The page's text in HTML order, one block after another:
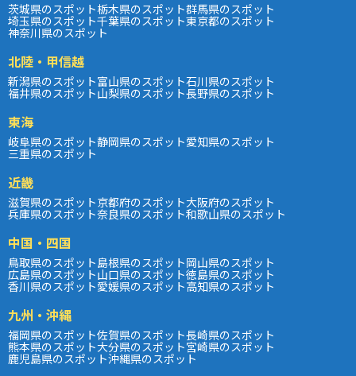
茨城県のスポット栃木県のスポット群馬県のスポット
埼玉県のスポット千葉県のスポット東京都のスポット
神奈川県のスポット
北陸・甲信越
新潟県のスポット富山県のスポット石川県のスポット
福井県のスポット山梨県のスポット長野県のスポット
東海
岐阜県のスポット静岡県のスポット愛知県のスポット
三重県のスポット
近畿
滋賀県のスポット京都府のスポット大阪府のスポット
兵庫県のスポット奈良県のスポット和歌山県のスポット
中国・四国
鳥取県のスポット島根県のスポット岡山県のスポット
広島県のスポット山口県のスポット徳島県のスポット
香川県のスポット愛媛県のスポット高知県のスポット
九州・沖縄
福岡県のスポット佐賀県のスポット長崎県のスポット
熊本県のスポット大分県のスポット宮崎県のスポット
鹿児島県のスポット沖縄県のスポット